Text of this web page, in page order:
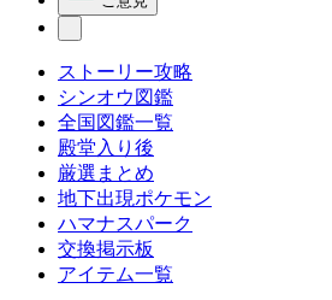
ストーリー攻略
シンオウ図鑑
全国図鑑一覧
殿堂入り後
厳選まとめ
地下出現ポケモン
ハマナスパーク
交換掲示板
アイテム一覧